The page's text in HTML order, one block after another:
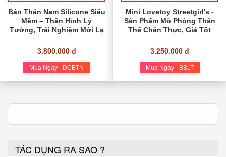
Bán Thân Nam Silicone Siêu
Mềm – Thân Hình Lý
Tưởng, Trải Nghiệm Mới Lạ
3.800.000 đ
Mua Ngay - DCBTN
Mini Lovetoy Streetgirl's -
Sản Phẩm Mô Phỏng Thân
Thể Chân Thực, Giá Tốt
3.250.000 đ
Mua Ngay - BBLT
TÁC DỤNG RA SAO ?